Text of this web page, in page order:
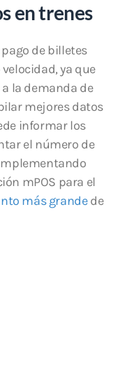
en trenes
de billetes
ya que
la demanda de
mejores datos
informar los
el número de
mPOS para el
más grandede